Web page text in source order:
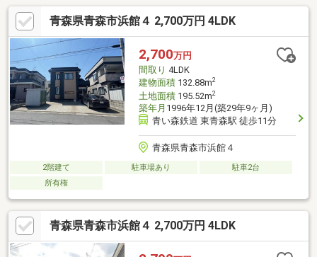
払額を抑えることが可能です。オール電化でありながら、住宅性
能の高さにより家計に優しい住まいとなっています。徒歩5分圈内
に、ユニバース・ホームセンター・ツルハドラッグ・歯科・整形
外科・内科クリニックが全て捧う日常生活の買い物・医療・日用
品が車なしで完結する立地吹き抜けリビング・全室床暖房・ロー
ドヒーティング完備。一条工務店築6年、青森市内で特別な高性能
住宅です。
青森県青森市浜館４ 2,700万円 4LDK
2,700万円
間取り 4LDK
建物面積132.88m2
土地面積195.52m2
築年月 1996年12月(築29年9ヶ月)
青い森鉄道 東青森駅 徒歩11分
青森県青森市浜館４
2階建て 駐車場あり
駐車2台
所有権
青森県青森市浜館４ 2,700万円 4LDK